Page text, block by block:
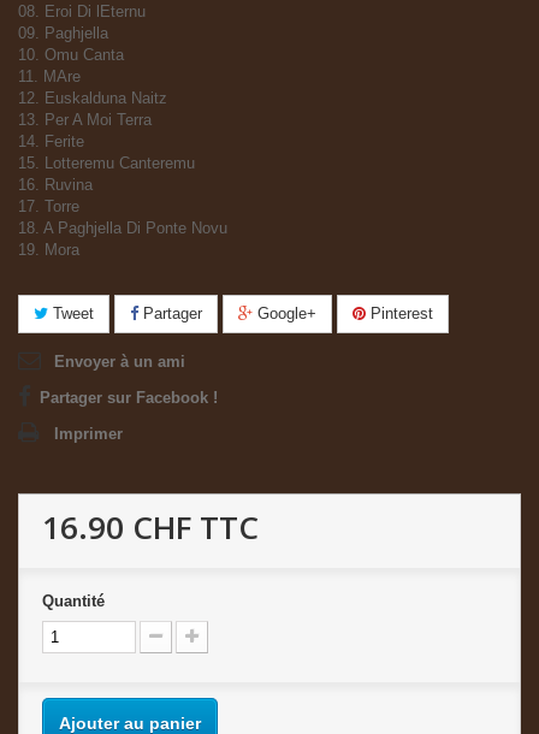
08. Eroi Di lEternu
09. Paghjella
10. Omu Canta
11. MAre
12. Euskalduna Naitz
13. Per A Moi Terra
14. Ferite
15. Lotteremu Canteremu
16. Ruvina
17. Torre
18. A Paghjella Di Ponte Novu
19. Mora
Tweet Partager Google+ Pinterest
Envoyer à un ami
Partager sur Facebook !
Imprimer
16.90 CHF TTC
Quantité
Ajouter au panier